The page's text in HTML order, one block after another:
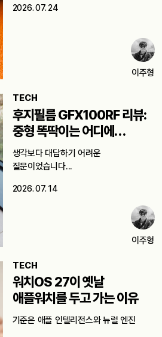
2026. 07. 24
이주형
TECH
후지필름 GFX100RF 리뷰:
중형 똑딱이는 어디에
쓸까요?
생각보다 대답하기 어려운
질문이었습니다...
2026. 07. 14
이주형
TECH
워치OS 27이 옛날
애플워치를 두고 가는 이유
기준은 애플 인텔리전스와 뉴럴 엔진